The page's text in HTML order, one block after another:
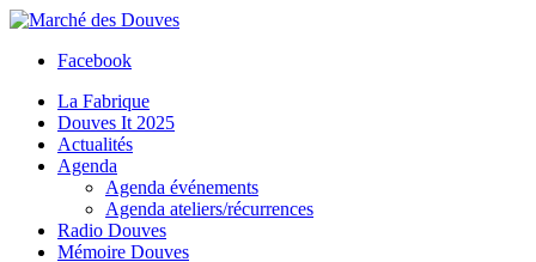
Facebook
La Fabrique
Douves It 2025
Actualités
Agenda
Agenda événements
Agenda ateliers/récurrences
Radio Douves
Mémoire Douves